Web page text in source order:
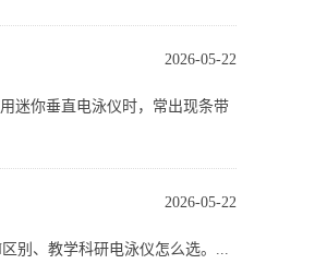
2026-05-22
迷你垂直电泳仪时，常出现条带
2026-05-22
别、教学科研电泳仪怎么选。...